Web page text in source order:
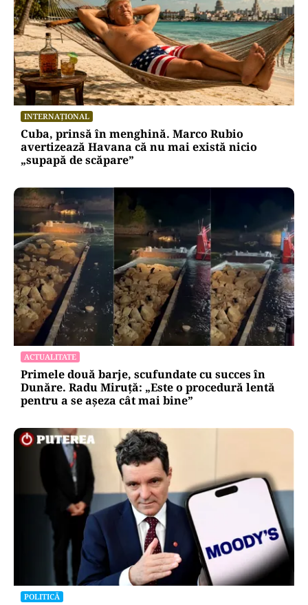
INTERNAȚIONAL
Cuba, prinsă în menghină. Marco Rubio
avertizează Havana că nu mai există nicio
„supapă de scăpare”
ACTUALITATE
Primele două barje, scufundate cu succes în
Dunăre. Radu Miruță: „Este o procedură lentă
pentru a se așeza cât mai bine”
POLITICĂ